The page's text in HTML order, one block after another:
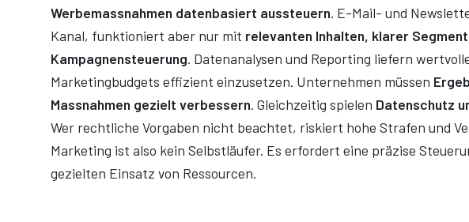
Werbemassnahmen datenbasiert aussteuern. E-Mail- und
Kanal, funktioniert aber nur mit relevanten Inhalten, klarer
Kampagnensteuerung. Datenanalysen und Reporting liefern
Marketingbudgets effizient einzusetzen. Unternehmen müssen
Massnahmen gezielt verbessern. Gleichzeitig spielen Datenschutz
Wer rechtliche Vorgaben nicht beachtet, riskiert hohe Strafen und
Marketing ist also kein Selbstläufer. Es erfordert eine präzise
gezielten Einsatz von Ressourcen.